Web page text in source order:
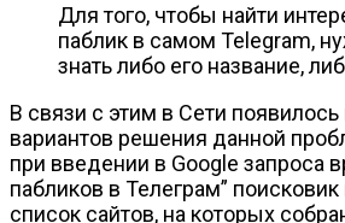
Для того, чтобы найти
паблик в самом Telegram,
знать либо его название,
В связи с этим в Сети
вариантов решения данной
при введении в Google запроса
пабликов в Телеграм”
список сайтов, на которых